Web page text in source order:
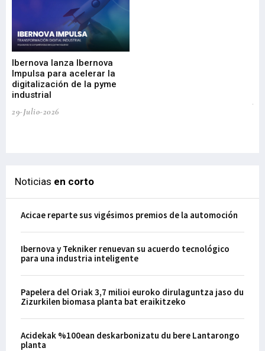
Ibernova lanza Ibernova
Impulsa para acelerar la
digitalización de la pyme
industrial
29-Julio-2026
Noticias en corto
Acicae reparte sus vigésimos premios de la automoción
Ibernova y Tekniker renuevan su acuerdo tecnológico
para una industria inteligente
Papelera del Oriak 3,7 milioi euroko dirulaguntza jaso du
Zizurkilen biomasa planta bat eraikitzeko
Acidekak %100ean deskarbonizatu du bere Lantarongo
planta